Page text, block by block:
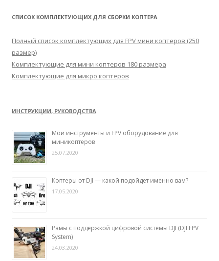
СПИСОК КОМПЛЕКТУЮЩИХ ДЛЯ СБОРКИ КОПТЕРА
Полный список комплектующих для FPV мини коптеров (250
размер)
Комплектующие для мини коптеров 180 размера
Комплектующие для микро коптеров
ИНСТРУКЦИИ, РУКОВОДСТВА
Мои инструменты и FPV оборудование для
миникоптеров
25.07.2020
Коптеры от DJI — какой подойдет именно вам?
17.05.2020
Рамы с поддержкой цифровой системы DJI (DJI FPV
System)
24.03.2020